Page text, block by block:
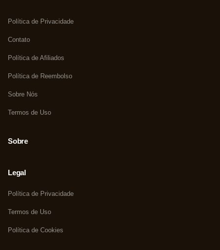
Política de Privacidade
Contato
Política de Afiliados
Política de Reembolso
Sobre Nós
Termos de Uso
Sobre
Legal
Política de Privacidade
Termos de Uso
Política de Cookies